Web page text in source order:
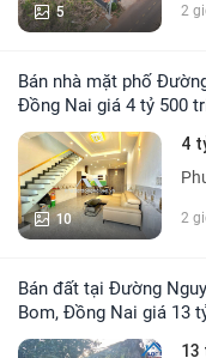
5 2
Bán nhà mặt phố Đường Trần Quốc Toản, An Bình, Biên Hòa,
Đồng Nai giá 4
10
4
2
Bán đất tại Đường Nguyễn Hoàng, Xã Sông Trầu, Huyện Trảng
Bom, Đồng Nai giá 13
13